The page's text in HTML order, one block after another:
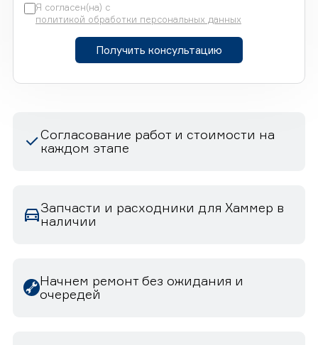
Я согласен(на) с
политикой обработки персональных данных
Получить консультацию
Согласование работ и стоимости на
каждом этапе
Запчасти и расходники для Хаммер в
наличии
Начнем ремонт без ожидания и
очередей